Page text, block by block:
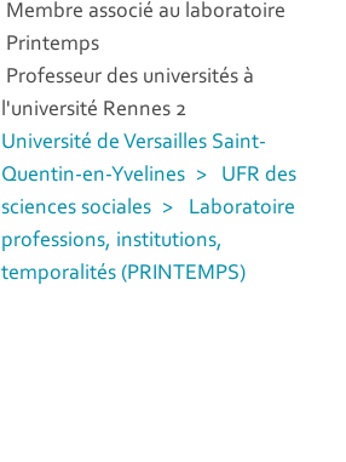
Membre associé au laboratoire
Printemps
Professeur des universités à
l'université Rennes 2
Université de Versailles Saint-
Quentin-en-Yvelines
UFR des
sciences sociales
Laboratoire
professions, institutions,
temporalités (PRINTEMPS)